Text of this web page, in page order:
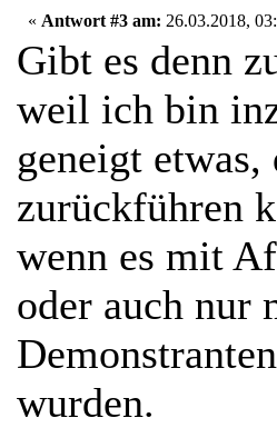
« Antwort #3 am: 26.03.2018,
Gibt es denn
weil ich bin
geneigt
zurückführen
wenn es mit
oder auch nur
wurden.